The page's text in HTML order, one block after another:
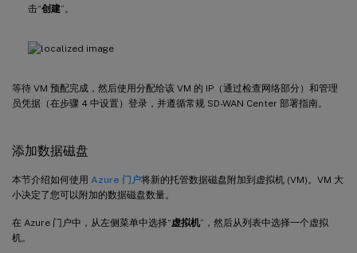
击“创建”。
等待 VM 预配完成，然后使用分配给该 VM 的 IP（通过检查网络部分）和管理
员凭据（在步骤 4 中设置）登录，并遵循常规 SD-WAN Center 部署指南。
添加数据磁盘
本节介绍如何使用 Azure 门户将新的托管数据磁盘附加到虚拟机 (VM)。VM 大
小决定了您可以附加的数据磁盘数量。
在 Azure 门户中，从左侧菜单中选择“虚拟机”，然后从列表中选择一个虚拟
机。